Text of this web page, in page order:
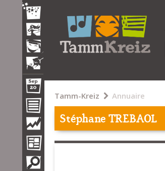
Tamm-Kreiz Annuaire
Stéphane TREBAOL